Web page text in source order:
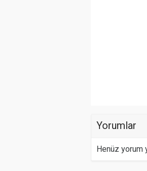
Yorumlar
Henüz yorum